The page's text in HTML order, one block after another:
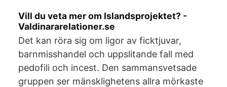
Vill du veta mer om Islandsprojektet? -
Valdinararelationer.se
Det kan röra sig om ligor av ficktjuvar,
barnmisshandel och uppslitande fall med
pedofili och incest. Den sammansvetsade
gruppen ser mänsklighetens allra mörkaste